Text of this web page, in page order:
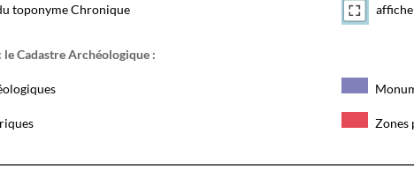
toponyme Chronique
le Cadastre Archéologique :
Zones